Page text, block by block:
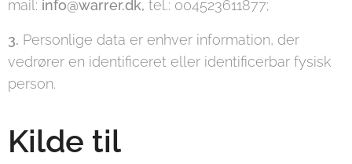
mail: info@warrer.dk, tel.: 004523611877;
3. Personlige data er enhver information, der
vedrører en identificeret eller identificerbar fysisk
person.
Kilde til